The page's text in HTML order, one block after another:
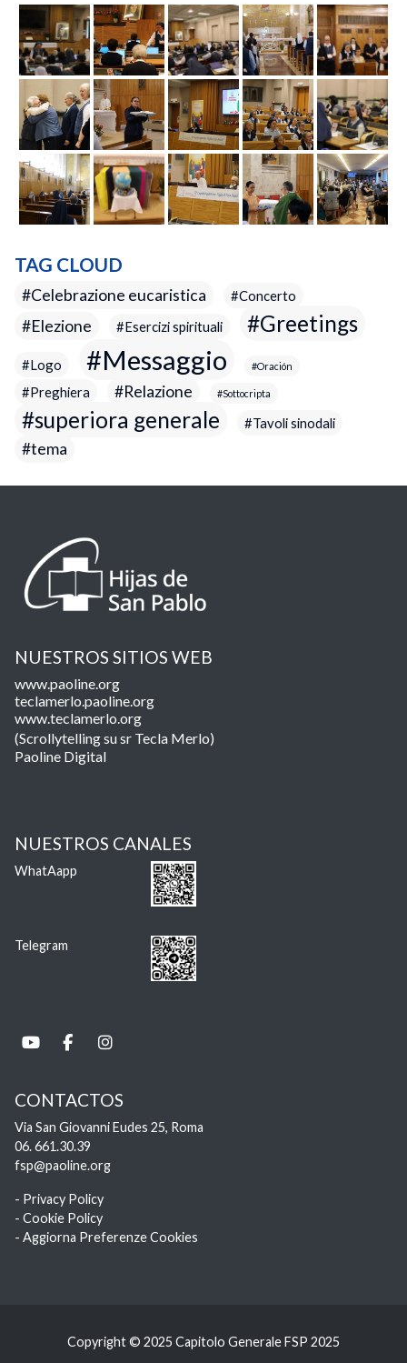
TAG CLOUD
Celebrazione eucaristica Concerto
Elezione Esercizi spirituali Greetings
Logo Messaggio Oración
Preghiera Relazione Sottocripta
superiora generale Tavoli sinodali
tema
NUESTROS SITIOS WEB
www.paoline.org
teclamerlo.paoline.org
www.teclamerlo.org
(Scrollytelling su sr Tecla Merlo)
Paoline Digital
NUESTROS CANALES
WhatAapp
Telegram
CONTACTOS
Via San Giovanni Eudes 25, Roma
06. 661.30.39
fsp@paoline.org
- Privacy Policy
- Cookie Policy
- Aggiorna Preferenze Cookies
Copyright © 2025 Capitolo Generale FSP 2025